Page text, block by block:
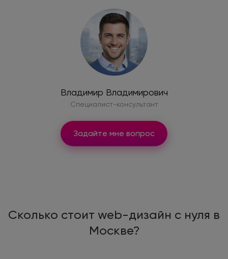
Владимир Владимирович
Специалист-консультант
Задайте мне вопрос
Сколько стоит web-дизайн с нуля в
Москве?